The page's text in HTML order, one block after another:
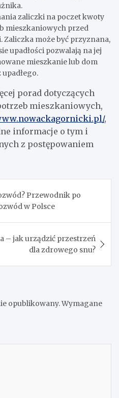
zaliczki na poczet kwoty
mieszkaniowych przed
Zaliczka może być przyznana,
upadłości pozwalają na jej
mieszkanie lub dom
porad dotyczących
mieszkaniowych,
,
informacje o tym i
z postępowaniem
Przewodnik po
w Polsce
– jak urządzić przestrzeń
dla zdrowego snu?
opublikowany.Wymagane